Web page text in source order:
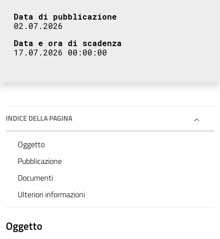
Data di pubblicazione
02.07.2026
Data e ora di scadenza
17.07.2026 00:00:00
INDICE DELLA PAGINA
Oggetto
Pubblicazione
Documenti
Ulteriori informazioni
Oggetto